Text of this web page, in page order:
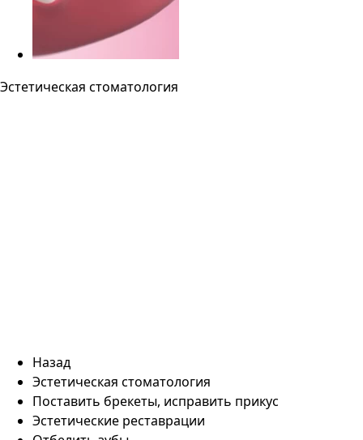
Эстетическая стоматология
Назад
Эстетическая стоматология
Поставить брекеты, исправить прикус
Эстетические реставрации